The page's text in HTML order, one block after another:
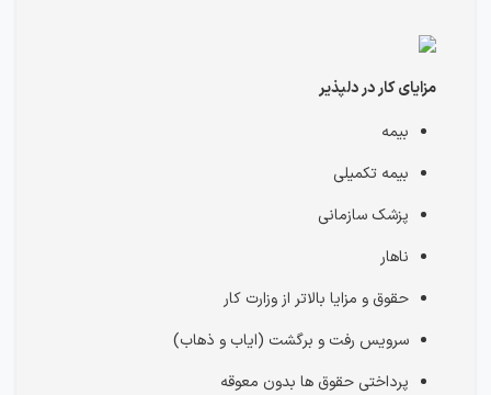
مزایای کار در دلپذیر
بیمه
بیمه تکمیلی
پزشک سازمانی
ناهار
حقوق و مزایا بالاتر از وزارت کار
سرویس رفت و برگشت (ایاب و ذهاب)
پرداختی حقوق ها بدون معوقه